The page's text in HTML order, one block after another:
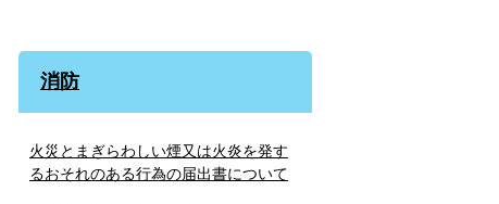
消防
火災とまぎらわしい煙又は火炎を発す
るおそれのある行為の届出書について